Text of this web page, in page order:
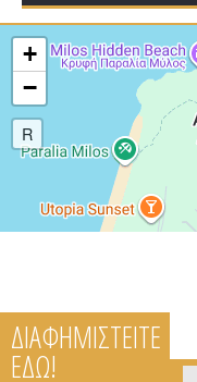
+
−
R
ΔΙΑΦΗΜΙΣΤΕΙΤΕ
ΕΔΩ!